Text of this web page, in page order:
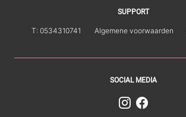
SUPPORT
T: 0534310741 Algemene voorwaarden
SOCIAL MEDIA